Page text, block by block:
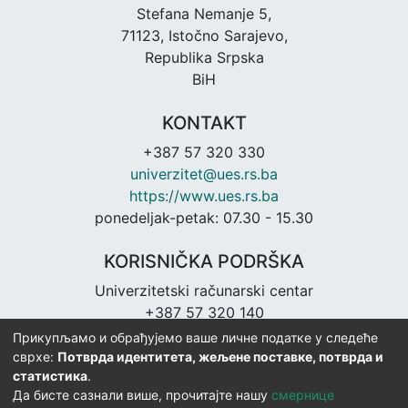
Stefana Nemanje 5,
71123, Istočno Sarajevo,
Republika Srpska
BiH
KONTAKT
+387 57 320 330
univerzitet@ues.rs.ba
https://www.ues.rs.ba
ponedeljak-petak: 07.30 - 15.30
KORISNIČKA PODRŠKA
Univerzitetski računarski centar
+387 57 320 140
urc@ues.rs.ba
https://urc.ues.rs.ba
Прикупљамо и обрађујемо ваше личне податке у следеће
сврхе: Потврда идентитета, жељене поставке, потврда и
статистика.
Да бисте сазнали више, прочитајте нашу смернице